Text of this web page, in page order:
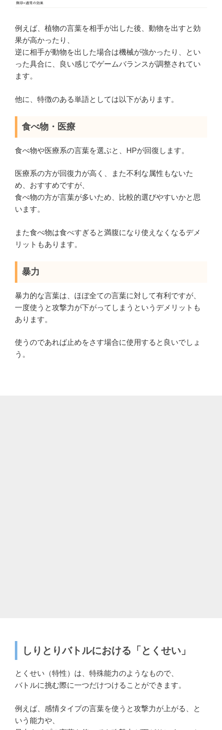
例えば、植物の言葉を相手が出した後、動物を出すと効
果が高かったり、
逆に相手が動物を出した場合は機械が強かったり、とい
った具合に、良い感じでゲームバランスが調整されてい
ます。
他に、特徴のある単語としては以下があります。
食べ物・医療
食べ物や医療系の言葉を選ぶと、HPが回復します。
医療系の方が回復力が高く、また不利な属性もないた
め、おすすめですが、
食べ物の方が言葉が多いため、比較的選びやすいかと思
います。
また食べ物は食べすぎると満腹になり使えなくなるデメ
リットもあります。
暴力
暴力的な言葉は、ほぼ全ての言葉に対して有利ですが、
一度使うと攻撃力が下がってしまうというデメリットも
あります。
使うのであれば止めをさす場合に使用すると良いでしょ
う。
しりとりバトルにおける「とくせい」
とくせい（特性）は、特殊能力のようなもので、
バトルに挑む際に一つだけつけることができます。
例えば、感情タイプの言葉を使うと攻撃力が上がる、と
いう能力や、